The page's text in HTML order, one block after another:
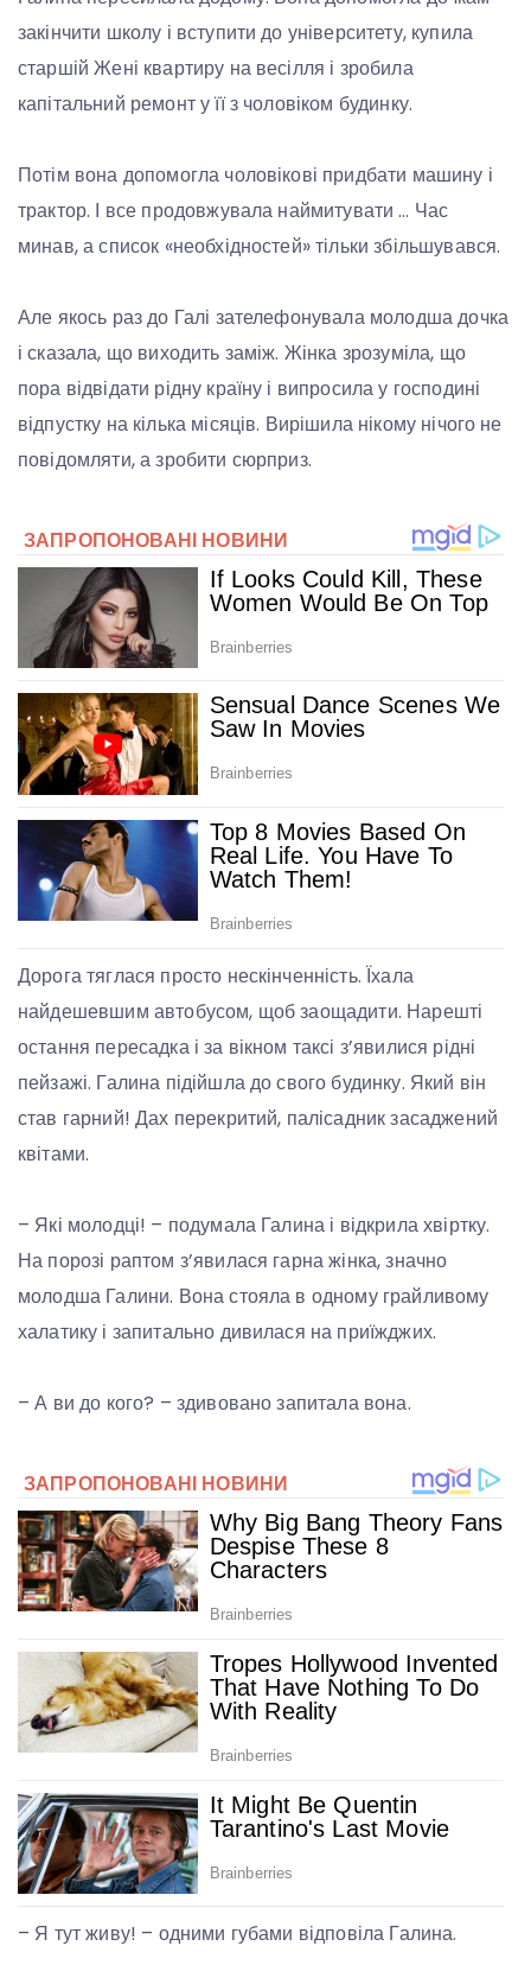
закінчити школу і вступити до університету, купила
старшій Жені квартиру на весілля і зробила
капітальний ремонт у її з чоловіком будинку.
Потім вона допомогла чоловікові придбати машину і
трактор. І все продовжувала наймитувати … Час
минав, а список «необхідностей» тільки збільшувався.
Але якось раз до Галі зателефонувала молодша дочка
і сказала, що виходить заміж. Жінка зрозуміла, що
пора відвідати рідну країну і випросила у господині
відпустку на кілька місяців. Вирішила нікому нічого не
повідомляти, а зробити сюрприз.
Дорога тяглася просто нескінченність. Їхала
найдешевшим автобусом, щоб заощадити. Нарешті
остання пересадка і за вікном таксі з’явилися рідні
пейзажі. Галина підійшла до свого будинку. Який він
став гарний! Дах перекритий, палісадник засаджений
квітами.
– Які молодці! – подумала Галина і відкрила хвіртку.
На порозі раптом з’явилася гарна жінка, значно
молодша Галини. Вона стояла в одному грайливому
халатику і запитально дивилася на приїжджих.
– А ви до кого? – здивовано запитала вона.
– Я тут живу! – одними губами відповіла Галина.